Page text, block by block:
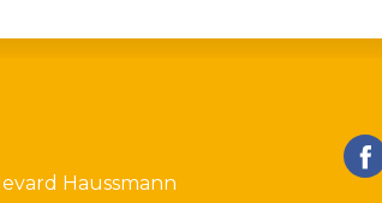
Haussmann